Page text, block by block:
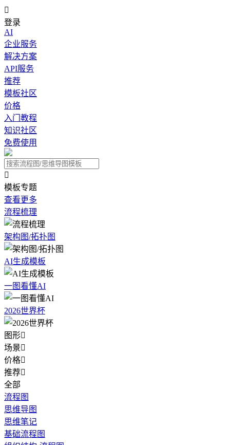

登录
AI
企业服务
解决方案
API服务
推荐
模板社区
价格
入门教程
知识社区
免费使用

模板专题
查看更多
流程梳理
架构图/拓扑图
AI生成模板
一图看懂AI
2026世界杯
图形
场景
价格
推荐
全部
流程图
思维导图
思维笔记
基础流程图